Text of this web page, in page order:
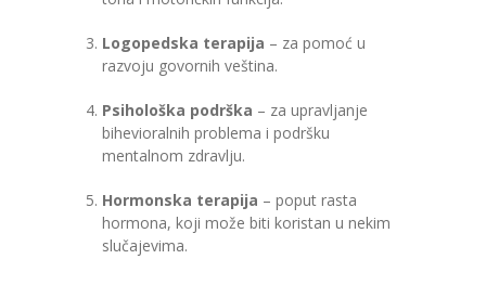
Logopedska terapija – za pomoć u
razvoju govornih veština.
Psihološka podrška – za upravljanje
bihevioralnih problema i podršku
mentalnom zdravlju.
Hormonska terapija – poput rasta
hormona, koji može biti koristan u nekim
slučajevima.